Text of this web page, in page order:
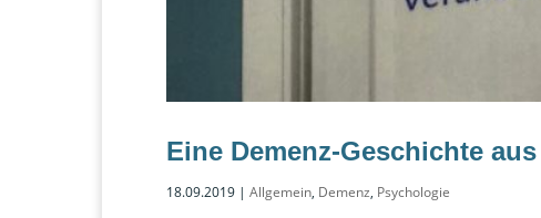
Eine Demenz-Geschichte
18.09.2019 | Allgemein, Demenz, Psychologie